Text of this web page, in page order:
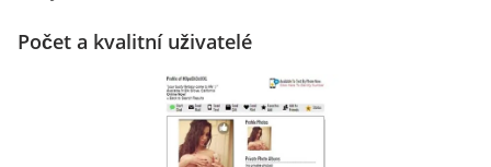
Počet a kvalitní uživatelé